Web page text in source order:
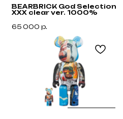
BEARBRICK God Selection
XXX clear ver. 1000%
65 000 р.